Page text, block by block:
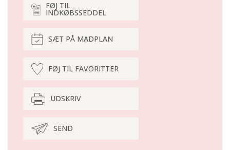
FØJ TIL
INDKØBSSEDDEL
SÆT PÅ MADPLAN
FØJ TIL FAVORITTER
UDSKRIV
SEND